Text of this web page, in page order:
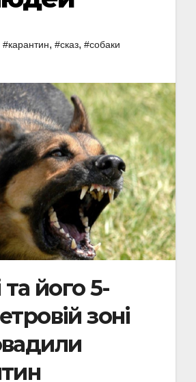
#карантин, #сказ, #собаки
та його 5-
зоні